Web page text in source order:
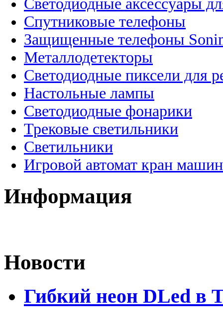
Светодиодные аксессуары
Спутниковые телефоны
Защищенные телефоны
Металлодетекторы
Светодиодные пиксели для
Настольные лампы
Светодиодные фонарики
Трековые светильники
Светильники
Игровой автомат кран
Информация
Новости
Гибкий неон DLed в